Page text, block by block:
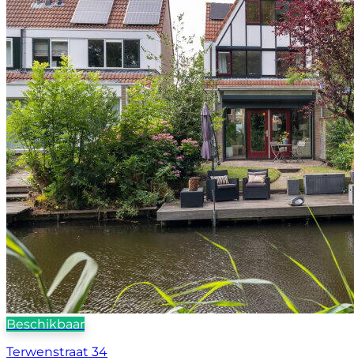
Beschikbaar
Terwenstraat 34